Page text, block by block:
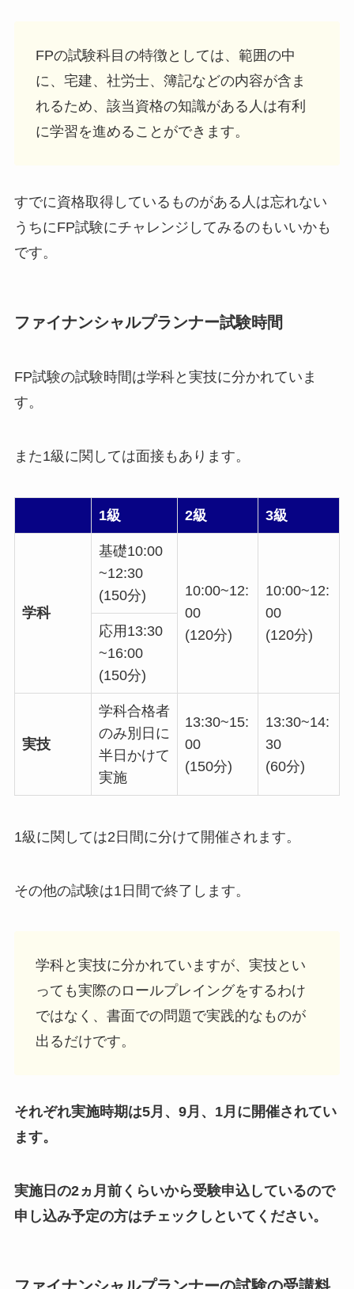
FPの試験科目の特徴としては、範囲の中
に、 宅建、 社労士、 簿記などの内容が含ま
れるため、該当資格の知識がある人は有利
に学習を進めることができます。
すでに資格取得しているものがある人は忘れない
うちにFP試験にチャレンジしてみるのもいいかも
です。
ファイナンシャルプランナー試験時間
FP試験の試験時間は学科と実技に分かれていま
す。
また1級に関しては面接もあります。
1級 2級 3級
学科
基礎10:00
~12:30
(150分)
10:00~12:
00
(120分)
10:00~12:
00
(120分)
応用13:30
~16:00
(150分)
実技
学科合格者
のみ別日に
半日かけて
実施
13:30~15:
00
(150分)
13:30~14:
30
(60分)
1級に関しては2日間に分けて開催されます。
その他の試験は1日間で終了します。
学科と実技に分かれていますが、実技とい
っても実際のロールプレイングをするわけ
ではなく、書面での問題で実践的なものが
出るだけです。
それぞれ実施時期は5月、9月、1月に開催されてい
ます。
実施日の2ヵ月前くらいから受験申込しているので
申し込み予定の方はチェックしといてください。